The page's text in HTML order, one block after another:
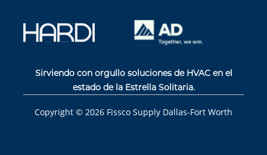
Sirviendo con orgullo soluciones de HVAC en el
estado de la Estrella Solitaria.
Copyright © 2026 Fissco Supply Dallas-Fort Worth